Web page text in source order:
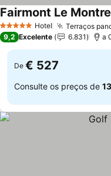
5 Estrelas Hotel Terraços
Fairmont Le
9,2 Excelente 6.831 a
De € 527
Consulte os preços de